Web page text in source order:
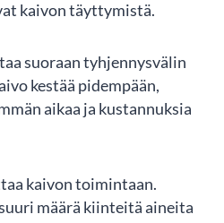
kaivon täyttymistä.
suoraan tyhjennysvälin
kestää pidempään,
aikaa ja kustannuksia
kaivon toimintaan.
määrä kiinteitä aineita